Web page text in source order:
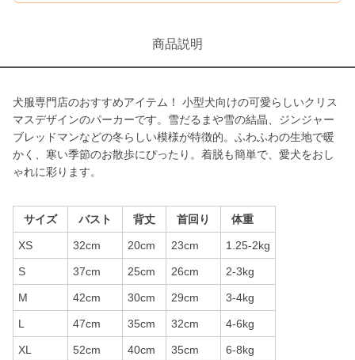
商品説明
犬服専門店のおすすめアイテム！ 小型犬向けの可愛らしいクリス
マスデザインのパーカーです。雪だるまや雪の結晶、ジンジャー
ブレッドマンなどの冬らしい模様が特徴的。ふわふわの生地で暖
かく、寒い季節のお散歩にぴったり。着脱も簡単で、愛犬をおし
ゃれに彩ります。
サイズ バスト 背丈 首回り 体重
XS 32cm 20cm 23cm 1.25-2kg
S 37cm 25cm 26cm 2-3kg
M 42cm 30cm 29cm 3-4kg
L 47cm 35cm 32cm 4-6kg
XL 52cm 40cm 35cm 6-8kg